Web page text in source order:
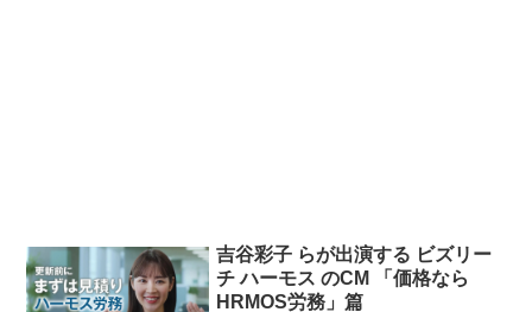
吉谷彩子 らが出演する ビズリー
チ ハーモス のCM 「価格なら
HRMOS労務」篇